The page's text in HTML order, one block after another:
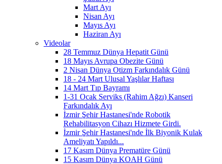
Mart Ayı
Nisan Ayı
Mayıs Ayı
Haziran Ayı
Videolar
28 Temmuz Dünya Hepatit Günü
18 Mayıs Avrupa Obezite Günü
2 Nisan Dünya Otizm Farkındalık Günü
18 - 24 Mart Ulusal Yaşlılar Haftası
14 Mart Tıp Bayramı
1-31 Ocak Serviks (Rahim Ağzı) Kanseri
Farkındalık Ayı
İzmir Şehir Hastanesi'nde Robotik
Rehabilitasyon Cihazı Hizmete Girdi.
İzmir Şehir Hastanesi'nde İlk Biyonik Kulak
Ameliyatı Yapıldı...
17 Kasım Dünya Prematüre Günü
15 Kasım Dünya KOAH Günü